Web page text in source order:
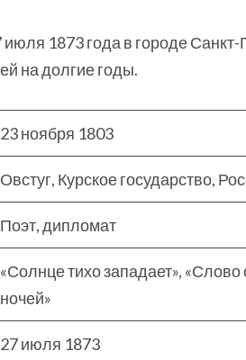
1873 года в городе Санкт-
на долгие годы.
23 ноября 1803
Овстуг, Курское государство,
Поэт, дипломат
«Солнце тихо западает»,
ночей»
27 июля 1873